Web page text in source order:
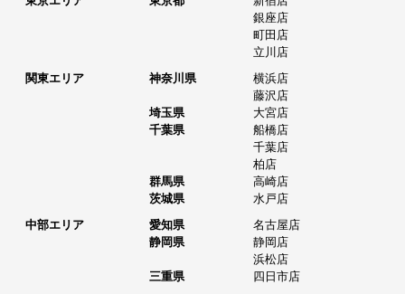
銀座店
町田店
立川店
関東エリア
神奈川県
横浜店
藤沢店
埼玉県
大宮店
千葉県
船橋店
千葉店
柏店
群馬県
高崎店
茨城県
水戸店
中部エリア
愛知県
名古屋店
静岡県
静岡店
浜松店
三重県
四日市店